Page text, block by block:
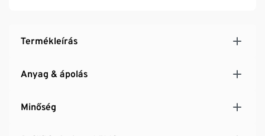
Termékleírás
Anyag & ápolás
Minőség